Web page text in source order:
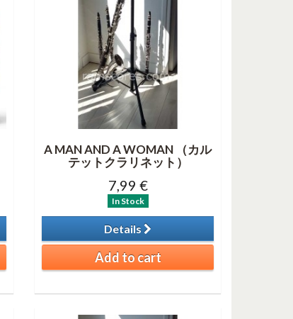
A MAN AND A WOMAN （カル
テットクラリネット）
7,99 €
In Stock
Details
Add to cart